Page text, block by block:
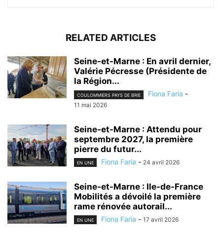
RELATED ARTICLES
Seine-et-Marne : En avril dernier,
Valérie Pécresse (Présidente de
la Région...
COULOMMIERS PAYS DE BRIE Fiona Faria -
11 mai 2026
Seine-et-Marne : Attendu pour
septembre 2027, la première
pierre du futur...
EN UNE Fiona Faria - 24 avril 2026
Seine-et-Marne : Ile-de-France
Mobilités a dévoilé la première
rame rénovée autorail...
EN UNE Fiona Faria - 17 avril 2026